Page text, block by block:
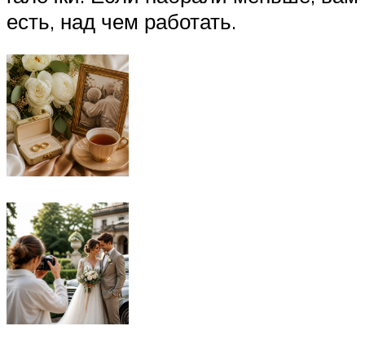
есть, над чем работать.